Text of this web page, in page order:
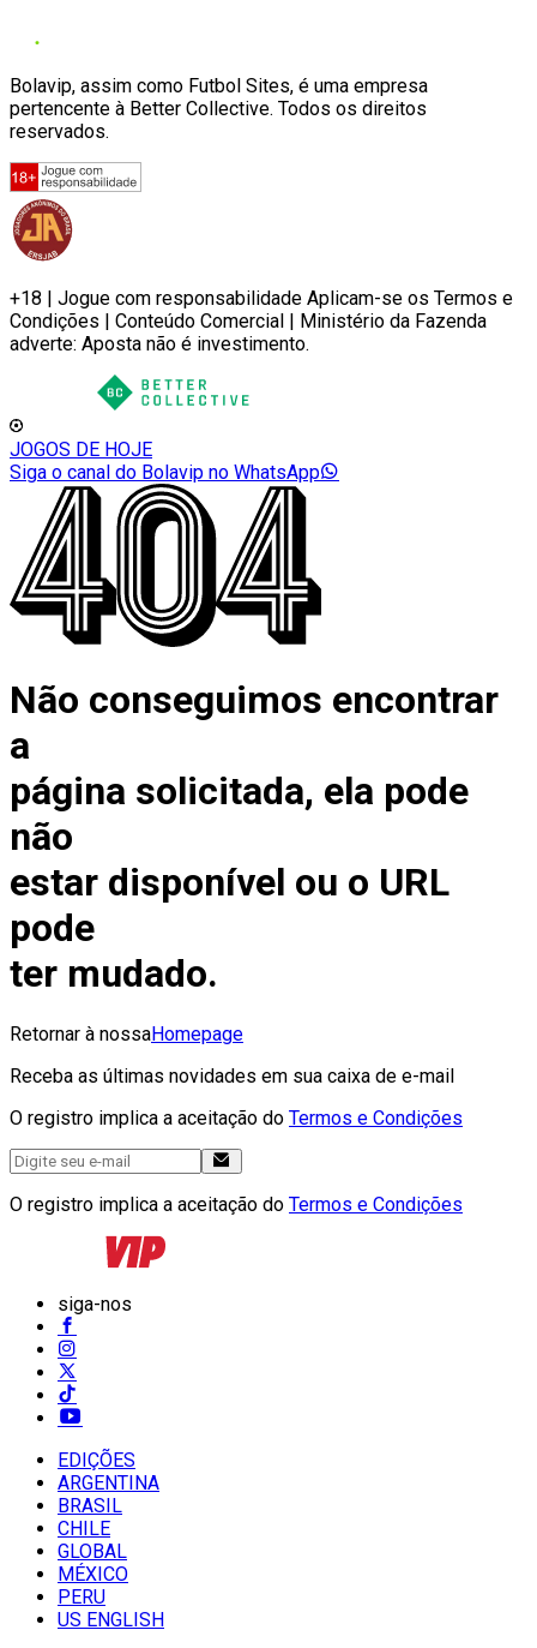
Bolavip, assim como Futbol Sites, é uma empresa
pertencente à Better Collective. Todos os direitos
reservados.
+18 | Jogue com responsabilidade Aplicam-se os Termos e
Condições | Conteúdo Comercial | Ministério da Fazenda
adverte: Aposta não é investimento.
JOGOS DE HOJE
Siga o canal do Bolavip no WhatsApp
Não conseguimos encontrar
a
página solicitada, ela pode
não
estar disponível ou o URL
pode
ter mudado.
Retornar à nossaHomepage
Receba as últimas novidades em sua caixa de e-mail
O registro implica a aceitação do Termos e Condições
O registro implica a aceitação do Termos e Condições
siga-nos
EDIÇÕES
ARGENTINA
BRASIL
CHILE
GLOBAL
MÉXICO
PERU
US ENGLISH